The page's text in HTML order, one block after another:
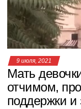
9 июля, 2021
Мать
отчимом,
поддержки